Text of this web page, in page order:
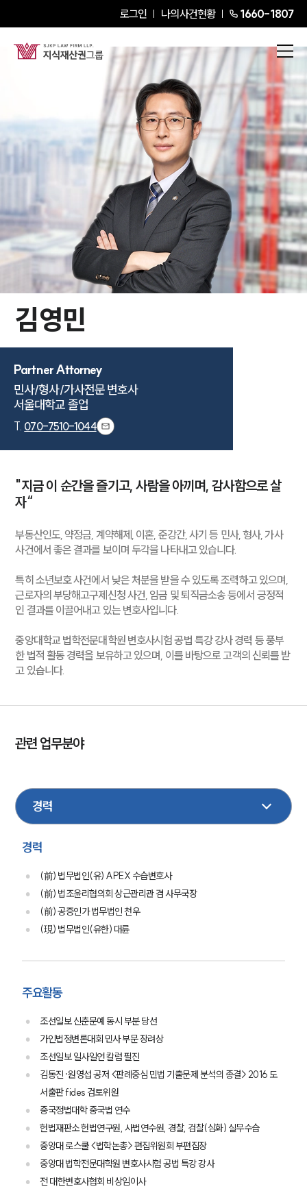
로그인 나의사건현황 1660-1807
김영민Partner Attorney
김영민
Partner Attorney
민사/형사/가사전문 변호사
서울대학교 졸업
T. 070-7510-1044
"지금 이 순간을 즐기고, 사람을 아끼며, 감사함으로 살
자“
부동산인도, 약정금, 계약해제, 이혼, 준강간, 사기 등 민사, 형사, 가사
사건에서 좋은 결과를 보이며 두각을 나타내고 있습니다.
특히 소년보호 사건에서 낮은 처분을 받을 수 있도록 조력하고 있으며,
근로자의 부당해고구제신청 사건, 임금 및 퇴직금소송 등에서 긍정적
인 결과를 이끌어내고 있는 변호사입니다.
중앙대학교 법학전문대학원 변호사시험 공법 특강 강사 경력 등 풍부
한 법적 활동 경력을 보유하고 있으며, 이를 바탕으로 고객의 신뢰를 받
고 있습니다.
관련 업무분야
손해배상
경력
(前) 법무법인(유) APEX 수습변호사
(前) 법조윤리협의회 상근관리관 겸 사무국장
(前) 공증인가 법무법인 천우
(現) 법무법인(유한) 대륜
주요활동
조선일보 신춘문예 동시 부분 당선
가인법정변론대회 민사 부문 장려상
조선일보 일사일언 칼럼 필진
김동진·원영섭 공저 <판례중심 민법 기출문제 분석의 종결> 2016 도
서출판 fides 검토위원
중국정법대학 중국법 연수
헌법재판소 헌법연구원, 사법연수원, 경찰, 검찰(심화) 실무수습
중앙대 로스쿨 <법학논총> 편집위원회 부편집장
중앙대 법학전문대학원 변호사시험 공법 특강 강사
전 대한변호사협회 비상임이사